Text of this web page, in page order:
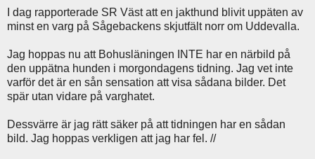
I dag rapporterade SR Väst att en jakthund blivit uppäten av
minst en varg på Sågebackens skjutfält norr om Uddevalla.
Jag hoppas nu att Bohusläningen INTE har en närbild på
den uppätna hunden i morgondagens tidning. Jag vet inte
varför det är en sån sensation att visa sådana bilder. Det
spär utan vidare på varghatet.
Dessvärre är jag rätt säker på att tidningen har en sådan
bild. Jag hoppas verkligen att jag har fel. //